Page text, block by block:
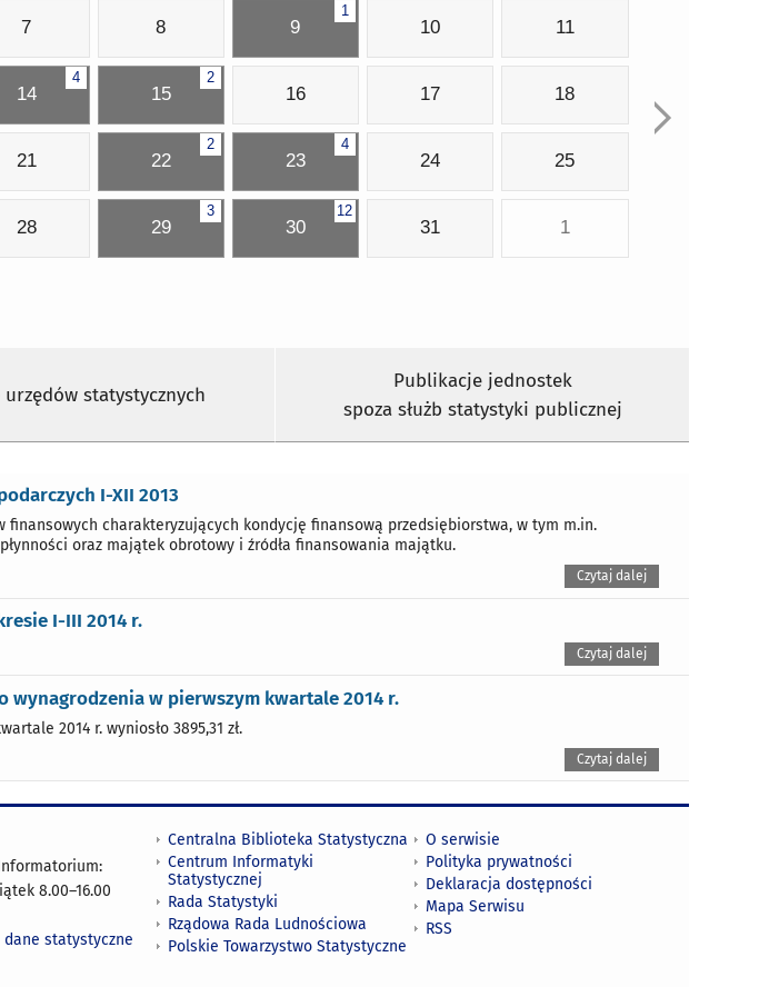
7 8
1
9 10 11
4
14
2
15 16 17 18
21
2
22
4
23 24 25
28
3
29
12
30 31 1
statystycznych
Publikacje jednostek
spoza służb statystyki publicznej
I-XII 2013
finansowych charakteryzujących kondycję finansową przedsiębiorstwa, w tym m.in.
oraz majątek obrotowy i źródła finansowania majątku.
Czytaj dalej
I-III 2014 r.
Czytaj dalej
wynagrodzenia w pierwszym kwartale 2014 r.
2014 r. wyniosło 3895,31 zł.
Czytaj dalej
8.00–16.00
statystyczne
Centralna Biblioteka Statystyczna
Centrum Informatyki
Statystycznej
Rada Statystyki
Rządowa Rada Ludnościowa
Polskie Towarzystwo Statystyczne
O serwisie
Polityka prywatności
Deklaracja dostępności
Mapa Serwisu
RSS